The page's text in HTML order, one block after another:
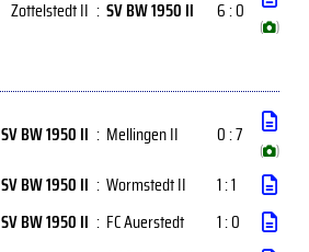
Zottelstedt II : SV BW 1950 II 6 : 0
( )
SV BW 1950 II : Mellingen II 0 : 7
( )
SV BW 1950 II : Wormstedt II
1 : 1
SV BW 1950 II : FC Auerstedt
1 : 0